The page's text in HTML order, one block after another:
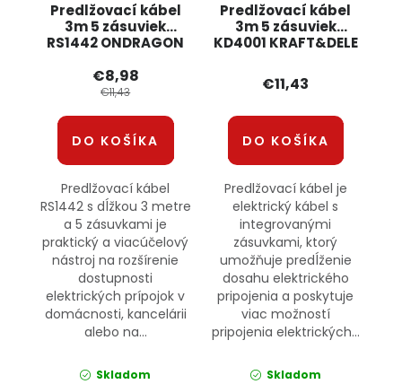
Predlžovací kábel
3m 5 zásuviek
RS1442 ONDRAGON
€8,98
€11,43
DO KOŠÍKA
Predlžovací kábel
RS1442 s dĺžkou 3 metre
a 5 zásuvkami je
praktický a viacúčelový
nástroj na rozšírenie
dostupnosti
elektrických prípojok v
domácnosti, kancelárii
alebo na...
Skladom
Predlžovací kábel
3m 5 zásuviek
KD4001 KRAFT&DELE
€11,43
DO KOŠÍKA
Predlžovací kábel je
elektrický kábel s
integrovanými
zásuvkami, ktorý
umožňuje predĺženie
dosahu elektrického
pripojenia a poskytuje
viac možností
pripojenia elektrických...
Skladom